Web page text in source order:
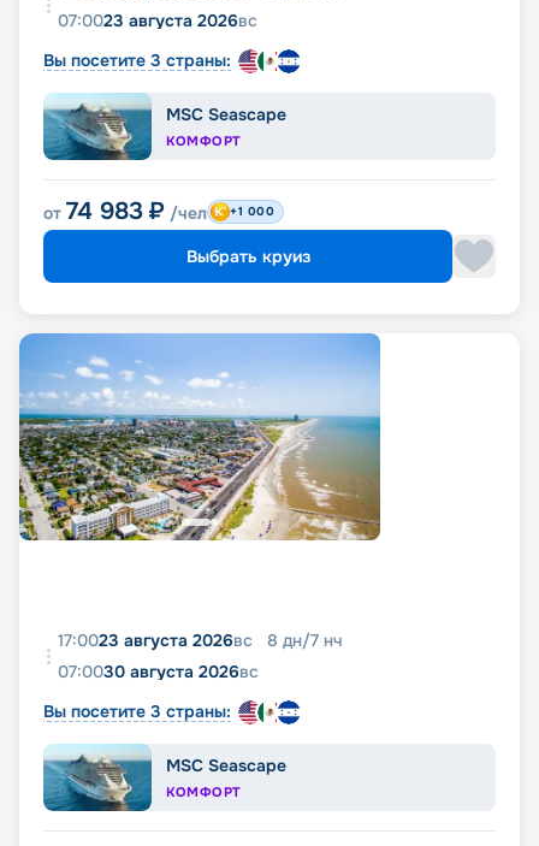
07:0023 августа 2026вс
Вы посетите 3 страны:
MSC Seascape
КОМФОРТ
от 74 983 ₽ /чел +1 000
Выбрать круиз
17:0023 августа 2026вс 8 дн/7 нч
07:0030 августа 2026вс
Вы посетите 3 страны:
MSC Seascape
КОМФОРТ